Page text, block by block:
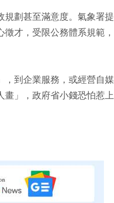
規劃甚至滿意度。氣象署提
才，受限公務體系規範，
，到企業服務，或經營自媒
」，政府省小錢恐怕惹上